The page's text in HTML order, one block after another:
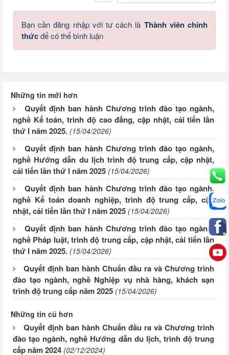
Bạn cần đăng nhập với tư cách là Thành viên chính
thứcđể có thể bình luận
Những tin mới hơn
Quyết định ban hành Chương trình đào tạo ngành,
nghề Kế toán, trình độ cao đẳng, cập nhật, cải tiến lần
thứ I năm 2025. (15/04/2026)
Quyết định ban hành Chương trình đào tạo ngành,
nghề Hướng dẫn du lịch trình độ trung cấp, cập nhật,
cải tiến lần thứ I năm 2025 (15/04/2026)
Quyết định ban hành Chương trình đào tạo ngành,
nghề Kế toán doanh nghiệp, trình độ trung cấp, cập
nhật, cải tiến lần thứ I năm 2025 (15/04/2026)
Quyết định ban hành Chương trình đào tạo ngành,
nghề Pháp luật, trình độ trung cấp, cập nhật, cải tiến lần
thứ I năm 2025. (15/04/2026)
Quyết định ban hành Chuẩn đầu ra và Chương trình
đào tạo ngành, nghề Nghiệp vụ nhà hàng, khách sạn
trình độ trung cấp năm 2025 (15/04/2026)
Những tin cũ hơn
Quyết định ban hành Chuẩn đầu ra và Chương trình
đào tạo ngành, nghề Hướng dẫn du lịch, trình độ trung
cấp năm 2024 (02/12/2024)